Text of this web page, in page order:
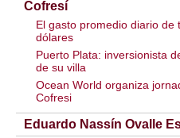
Cofresí
El gasto promedio diario de
dólares
Puerto Plata: inversionista
de su villa
Ocean World organiza
Cofresi
Eduardo Nassín Ovalle